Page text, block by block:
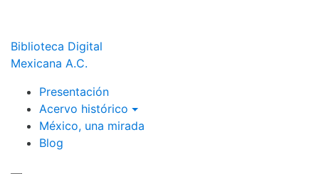
Biblioteca Digital
Mexicana A.C.
Presentación
Acervo histórico
México, una mirada
Blog